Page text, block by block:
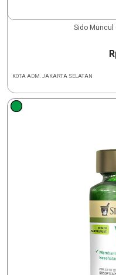
Sido Muncul
KOTA ADM. JAKARTA SELATAN